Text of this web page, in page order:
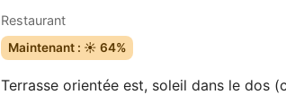
Restaurant
Maintenant : ☀️ 64%
Terrasse orientée est, soleil dans le dos